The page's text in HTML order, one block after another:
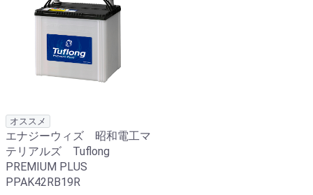
オススメ
エナジーウィズ 昭和電工マ
テリアルズ Tuflong
PREMIUM PLUS
PPAK42RB19R